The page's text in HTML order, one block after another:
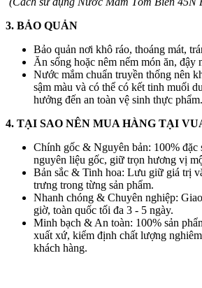
3. BẢO QUẢN
Bảo quản nơi khô ráo, thoáng mát,
Ăn sống hoặc nêm nếm món ăn, đậy
Nước mắm chuẩn truyền thống nên
sậm màu và có thể có kết tinh muối
hưởng đến an toàn vệ sinh thực phẩm.
4. TẠI SAO NÊN MUA HÀNG TẠI
Chính gốc & Nguyên bản: 100% đặc
nguyên liệu gốc, giữ trọn hương vị
Bản sắc & Tinh hoa: Lưu giữ giá trị
trưng trong từng sản phẩm.
Nhanh chóng & Chuyên nghiệp:
giờ, toàn quốc tối đa 3 - 5 ngày.
Minh bạch & An toàn: 100% sản
xuất xứ, kiểm định chất lượng
khách hàng.